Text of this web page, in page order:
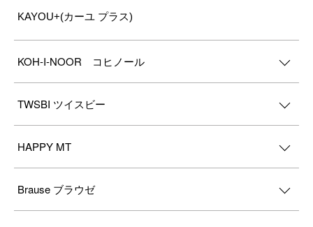
KAYOU+(カーユ プラス)
KOH-I-NOOR コヒノール
TWSBI ツイスビー
HAPPY MT
Brause ブラウゼ